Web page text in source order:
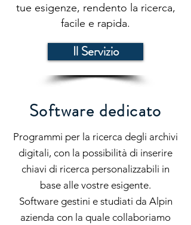
tue esigenze, rendento la ricerca,
facile e rapida.
Il Servizio
Software dedicato
Programmi per la ricerca degli archivi
digitali, con la possibilità di inserire
chiavi di ricerca personalizzabili in
base alle vostre esigente.
Software gestini e studiati da Alpin
azienda con la quale collaboriamo